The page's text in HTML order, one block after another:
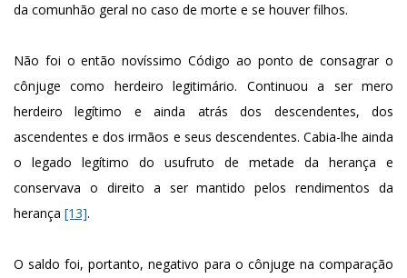
da comunhão geral no caso de morte e se houver filhos.
Não foi o então novíssimo Código ao ponto de consagrar o
cônjuge como herdeiro legitimário. Continuou a ser mero
herdeiro legítimo e ainda atrás dos descendentes, dos
ascendentes e dos irmãos e seus descendentes. Cabia-lhe ainda
o legado legítimo do usufruto de metade da herança e
conservava o direito a ser mantido pelos rendimentos da
herança [13].
O saldo foi, portanto, negativo para o cônjuge na comparação